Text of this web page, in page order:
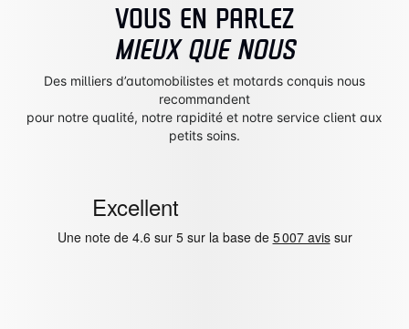
VOUS EN PARLEZ
MIEUX QUE NOUS
Des milliers d’automobilistes et motards conquis nous
recommandent
pour notre qualité, notre rapidité et notre service client aux
petits soins.